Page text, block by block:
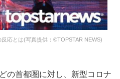
応とは(写真提供：©TOPSTAR NEWS)
の首都圏に対し、新型コロナ